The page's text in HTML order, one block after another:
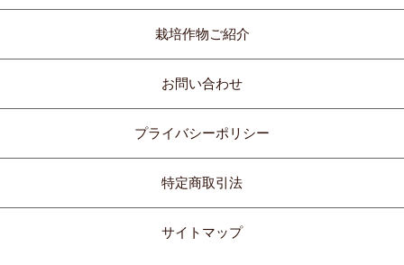
栽培作物ご紹介
お問い合わせ
プライバシーポリシー
特定商取引法
サイトマップ